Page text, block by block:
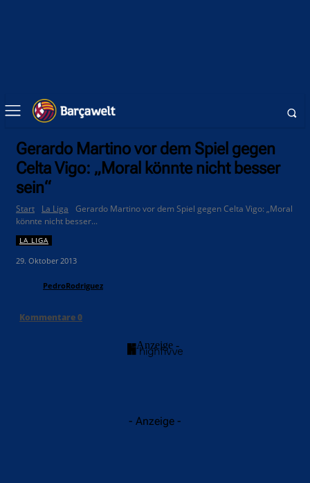
Gerardo Martino vor dem Spiel gegen
Celta Vigo: „Moral könnte nicht besser
sein“
Start La Liga
Gerardo Martino vor dem Spiel gegen Celta Vigo: „Moral
könnte nicht besser...
LA LIGA
29. Oktober 2013
PedroRodriguez
Kommentare0
- Anzeige -
- Anzeige -